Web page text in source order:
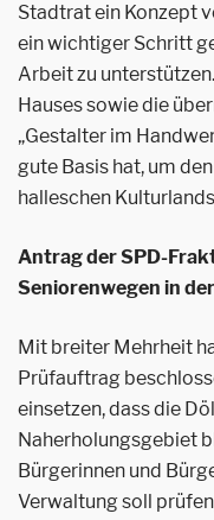
Stadtrat ein Konzept
ein wichtiger Schritt
Arbeit zu
Hauses sowie die
„Gestalter im
gute Basis hat, um
halleschen
Antrag der SPD-
Seniorenwegen in
Mit breiter Mehrheit
Prüfauftrag
einsetzen, dass die
Naherholungsgebiet
Bürgerinnen und
Verwaltung soll